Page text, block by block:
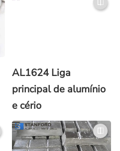
AL1624 Liga
principal de alumínio
e cério